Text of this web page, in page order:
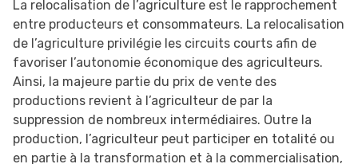
La relocalisation de l’agriculture est le rapprochement
entre producteurs et consommateurs. La relocalisation
de l’agriculture privilégie les circuits courts afin de
favoriser l’autonomie économique des agriculteurs.
Ainsi, la majeure partie du prix de vente des
productions revient à l’agriculteur de par la
suppression de nombreux intermédiaires. Outre la
production, l’agriculteur peut participer en totalité ou
en partie à la transformation et à la commercialisation,